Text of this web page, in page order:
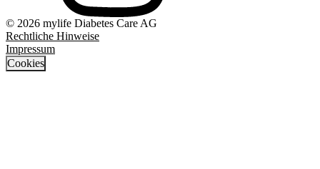
© 2026 mylife Diabetes Care AG
Rechtliche Hinweise
Impressum
Cookies